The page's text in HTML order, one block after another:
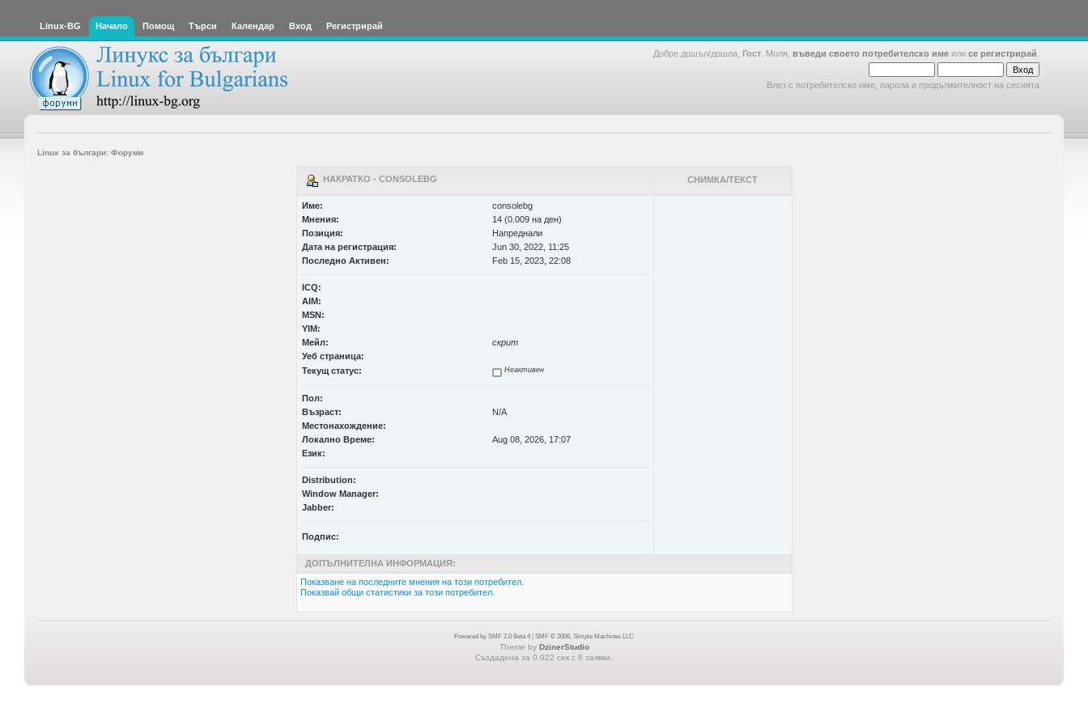
Linux-BG Начало Помощ Търси Календар Вход Регистрирай
Добре дошъл/дошла, Гост . Моля, въведи своето потребителско име или се регистрирай
Влез с потребителско име, парола и продължителност на сесията
Linux за българи: Форуми
НАКРАТКО - CONSOLEBG СНИМКА/ТЕКСТ
Име:
consolebg
Мнения:
14 (0.009 на ден)
Позиция:
Напреднали
Дата на регистрация:
Jun 30, 2022, 11:25
Последно Активен:
Feb 15, 2023, 22:08
ICQ:
AIM:
MSN:
YIM:
Мейл:
скрит
Уеб страница:
Текущ статус:
Неактивен
Пол:
Възраст:
N/A
Местонахождение:
Локално Време:
Aug 08, 2026, 17:07
Език:
Distribution:
Window Manager:
Jabber:
Подпис:
ДОПЪЛНИТЕЛНА ИНФОРМАЦИЯ:
Показване на последните мнения на този потребител.
Показвай общи статистики за този потребител.
Powered by SMF 2.0 Beta 4 SMF © 2006, Simple Machines LLC
Theme by DzinerStudio
Създадена за 0.022 сек с 8 заявки.